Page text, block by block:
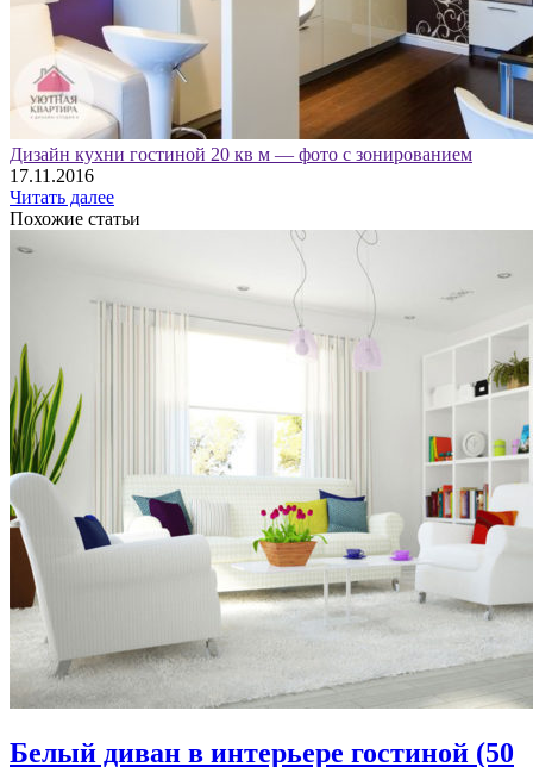
Дизайн кухни гостиной 20 кв м — фото с зонированием
17.11.2016
Читать далее
Похожие статьи
Белый диван в интерьере гостиной (50